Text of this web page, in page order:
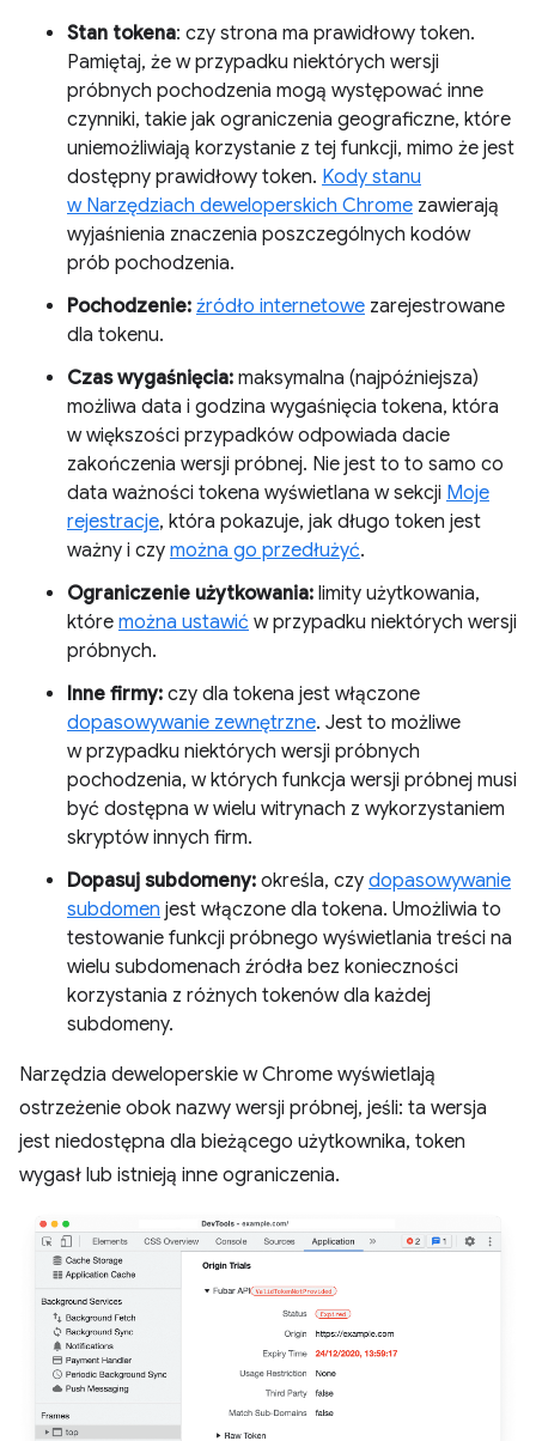
Stan tokena: czy strona ma prawidłowy token.
Pamiętaj, że w przypadku niektórych wersji
próbnych pochodzenia mogą występować inne
czynniki, takie jak ograniczenia geograficzne, które
uniemożliwiają korzystanie z tej funkcji, mimo że jest
dostępny prawidłowy token. Kody stanu
w Narzędziach deweloperskich Chrome zawierają
wyjaśnienia znaczenia poszczególnych kodów
prób pochodzenia.
Pochodzenie: źródło internetowe zarejestrowane
dla tokenu.
Czas wygaśnięcia: maksymalna (najpóźniejsza)
możliwa data i godzina wygaśnięcia tokena, która
w większości przypadków odpowiada dacie
zakończenia wersji próbnej. Nie jest to to samo co
data ważności tokena wyświetlana w sekcji Moje
rejestracje, która pokazuje, jak długo token jest
ważny i czy można go przedłużyć.
Ograniczenie użytkowania: limity użytkowania,
które można ustawić w przypadku niektórych wersji
próbnych.
Inne firmy: czy dla tokena jest włączone
dopasowywanie zewnętrzne. Jest to możliwe
w przypadku niektórych wersji próbnych
pochodzenia, w których funkcja wersji próbnej musi
być dostępna w wielu witrynach z wykorzystaniem
skryptów innych firm.
Dopasuj subdomeny: określa, czy dopasowywanie
subdomen jest włączone dla tokena. Umożliwia to
testowanie funkcji próbnego wyświetlania treści na
wielu subdomenach źródła bez konieczności
korzystania z różnych tokenów dla każdej
subdomeny.
Narzędzia deweloperskie w Chrome wyświetlają
ostrzeżenie obok nazwy wersji próbnej, jeśli: ta wersja
jest niedostępna dla bieżącego użytkownika, token
wygasł lub istnieją inne ograniczenia.